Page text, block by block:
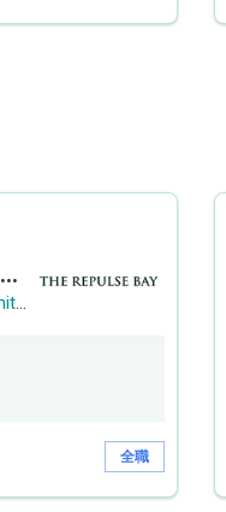
THE REPULSE BAY RECRUITMENT DAY 淺水灣影灣園人才招聘會
The Repulse Bay Company, Limited
全職